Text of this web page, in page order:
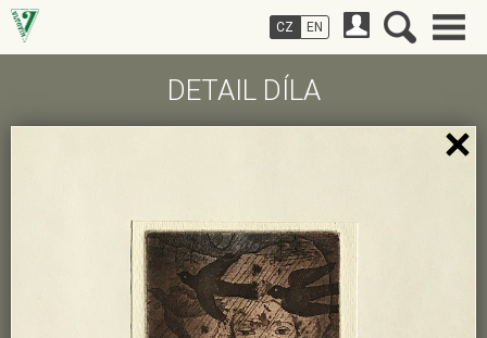
DETAIL DÍLA
CZ EN